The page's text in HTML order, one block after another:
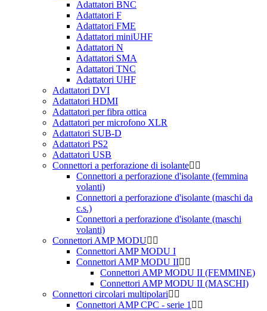
Adattatori BNC
Adattatori F
Adattatori FME
Adattatori miniUHF
Adattatori N
Adattatori SMA
Adattatori TNC
Adattatori UHF
Adattatori DVI
Adattatori HDMI
Adattatori per fibra ottica
Adattatori per microfono XLR
Adattatori SUB-D
Adattatori PS2
Adattatori USB
Connettori a perforazione di isolante
Connettori a perforazione d'isolante (femmina
volanti)
Connettori a perforazione d'isolante (maschi da
c.s.)
Connettori a perforazione d'isolante (maschi
volanti)
Connettori AMP MODU
Connettori AMP MODU I
Connettori AMP MODU II
Connettori AMP MODU II (FEMMINE)
Connettori AMP MODU II (MASCHI)
Connettori circolari multipolari
Connettori AMP CPC - serie 1